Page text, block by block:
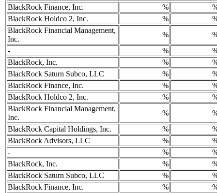
BlackRock Finance, Inc.
%
BlackRock Holdco 2, Inc.
%
BlackRock Financial Management,
Inc.
%
-
%
BlackRock, Inc.
%
BlackRock Saturn Subco, LLC
%
BlackRock Finance, Inc.
%
BlackRock Holdco 2, Inc.
%
BlackRock Financial Management,
Inc.
%
BlackRock Capital Holdings, Inc.
%
BlackRock Advisors, LLC
%
-
%
BlackRock, Inc.
%
BlackRock Saturn Subco, LLC
%
BlackRock Finance, Inc.
%